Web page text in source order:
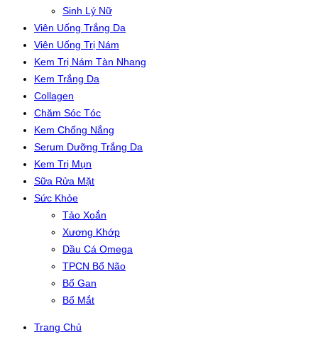
Sinh Lý Nữ
Viên Uống Trắng Da
Viên Uống Trị Nám
Kem Trị Nám Tàn Nhang
Kem Trắng Da
Collagen
Chăm Sóc Tóc
Kem Chống Nắng
Serum Dưỡng Trắng Da
Kem Trị Mụn
Sữa Rửa Mặt
Sức Khỏe
Tảo Xoắn
Xương Khớp
Dầu Cá Omega
TPCN Bổ Não
Bổ Gan
Bổ Mắt
Trang Chủ